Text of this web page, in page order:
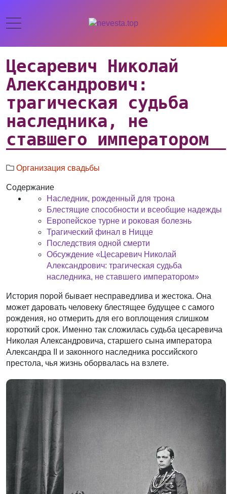
Цесаревич Николай
Александрович:
трагическая судьба
наследника, не
ставшего императором
Организация свадьбы
Содержание
Наследник, рожденный для трона
Блестящие способности и всеобщие надежды
Европейское турне и роковая болезнь
Трагический финал в Ницце
Последствия одной смерти
Обсуждение «Цесаревич Николай
Александрович: трагическая судьба
наследника, не ставшего императором»
История порой бывает несправедлива и жестока. Она
может даровать человеку блестящее будущее с самого
рождения, но отмерить для его воплощения слишком
короткий срок. Именно так сложилась судьба цесаревича
Николая Александровича, старшего сына императора
Александра II и законного наследника российского
престола, чья жизнь оборвалась на взлете.